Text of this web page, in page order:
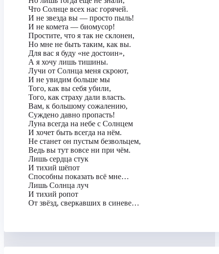
Что Солнце всех нас горячей.
И не звезда вы — просто пыль!
И не комета — биомусор!
Простите, что я так не склонен,
Но мне не быть таким, как вы.
Для вас я буду «не достоин»,
А я хочу лишь тишины.
Лучи от Солнца меня скроют,
И не увидим больше мы
Того, как вы себя убили,
Того, как страху дали власть.
Вам, к большому сожалению,
Суждено давно пропасть!
Луна всегда на небе с Солнцем
И хочет быть всегда на нём.
Не станет он пустым безвольцем,
Ведь вы тут вовсе ни при чём.
Лишь сердца стук
И тихий шёпот
Способны показать всё мне…
Лишь Солнца луч
И тихий ропот
От звёзд, сверкавших в синеве…